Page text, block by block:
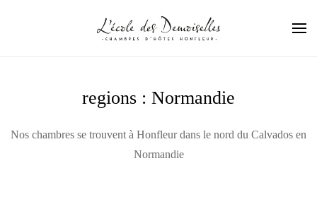
Passer au contenu principal
regions : Normandie
Nos chambres se trouvent à Honfleur dans le nord du Calvados en
Normandie